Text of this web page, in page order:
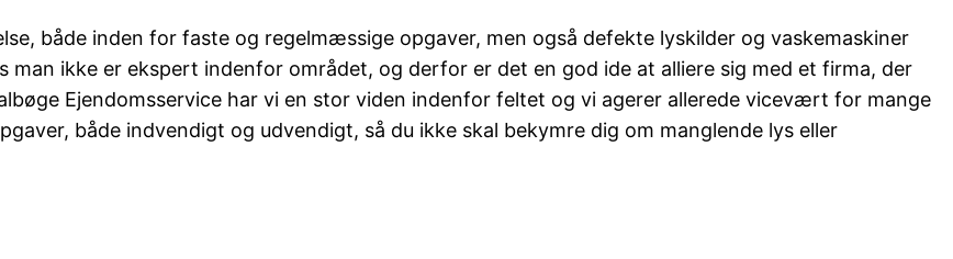
både inden for faste og regelmæssige opgaver, men også defekte lyskilder og vaskemaskiner
ikke er ekspert indenfor området, og derfor er det en god ide at alliere sig med et firma, der
Ejendomsservice har vi en stor viden indenfor feltet og vi agerer allerede vicevært for mange
både indvendigt og udvendigt, så du ikke skal bekymre dig om manglende lys eller